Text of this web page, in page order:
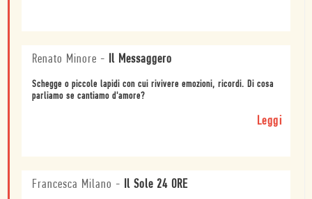
Renato Minore - Il Messaggero
Schegge o piccole lapidi con cui rivivere emozioni, ricordi. Di cosa
parliamo se cantiamo d'amore?
Leggi
Francesca Milano - Il Sole 24 ORE